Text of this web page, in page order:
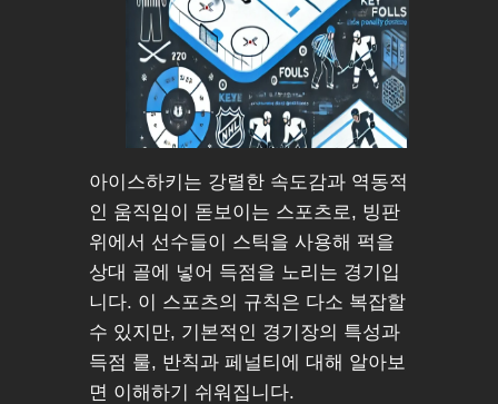
아이스하키는 강렬한 속도감과 역동적
인 움직임이 돋보이는 스포츠로, 빙판
위에서 선수들이 스틱을 사용해 퍽을
상대 골에 넣어 득점을 노리는 경기입
니다. 이 스포츠의 규칙은 다소 복잡할
수 있지만, 기본적인 경기장의 특성과
득점 룰, 반칙과 페널티에 대해 알아보
면 이해하기 쉬워집니다.